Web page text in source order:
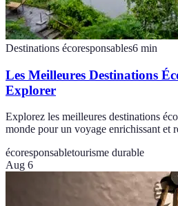
Destinations écoresponsables6 min
Les Meilleures Destinations
Explorer
Explorez les meilleures destinations
monde pour un voyage enrichissant et
écoresponsabletourisme durable
Aug 6